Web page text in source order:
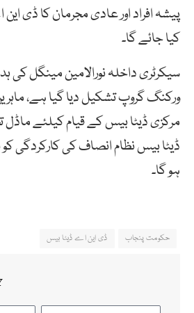
پیشہ افراد اور عادی مجرمان کا ڈی
کیا جائے گا۔
سیکرٹری داخلہ نورالامین مینگل کی
ورکنگ گروپ تشکیل دیا گیا ہے،
مرکزی ڈیٹا بیس کے قیام کیلئے ماڈل
ڈیٹا بیس نظام انصاف کی کارکردگی کو
ہو گا۔
حکومت پنجاب ڈی این اے ڈیٹا بیس